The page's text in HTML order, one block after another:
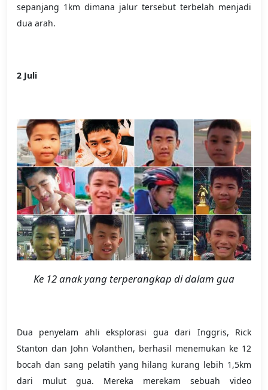
sepanjang 1km dimana jalur tersebut terbelah menjadi
dua arah.
2 Juli
Ke 12 anak yang terperangkap di dalam gua
Dua penyelam ahli eksplorasi gua dari Inggris, Rick
Stanton dan John Volanthen, berhasil menemukan ke 12
bocah dan sang pelatih yang hilang kurang lebih 1,5km
dari mulut gua. Mereka merekam sebuah video